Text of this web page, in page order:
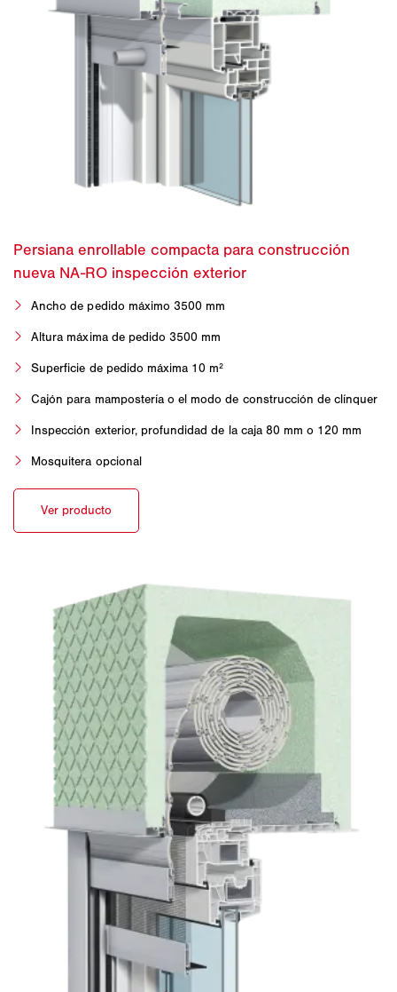
Ancho de pedido máximo 3500 mm
Altura máxima de pedido 3500 mm
Superficie de pedido máxima 10 m²
Cajón para mampostería o el modo de construcción de clínquer
Inspección exterior, profundidad de la caja 80 mm o 120 mm
Mosquitera opcional